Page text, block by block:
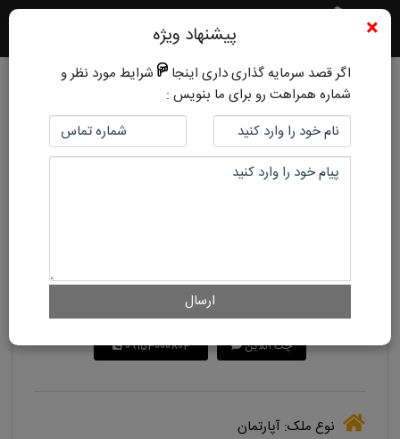
کد ملک: 1 5 سال پیش
امیریه
هم اکنون با کارشناسان ما در ارتباط باشید
چت آنلاین 09153000804
نوع ملک: آپارتمان
× پیشنهاد ویژه
اگر قصد سرمایه گذاری داری اینجا
شرایط مورد نظر و
شماره همراهت رو برای ما بنویس :
ارسال